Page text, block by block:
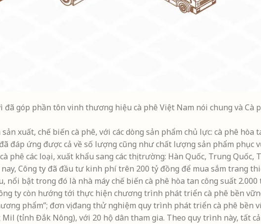
đã góp phần tôn vinh thương hiệu cà phê Việt Nam nói chung và
xuất, chế biến cà phê, với các dòng sản phẩm chủ lực: cà phê
đáp ứng được cả về số lượng cũng như chất lượng sản phẩm phục
phê các loại, xuất khẩu sang các thị trường: Hàn Quốc, Trung
Công ty đã đầu tư kinh phí trên 200 tỷ đồng để mua sắm trang
nổi bật trong đó là nhà máy chế biến cà phê hòa tan công suất 2.000
ty còn hướng tới thực hiện chương trình phát triển cà phê bền
phẩm”; đơn vị đang thử nghiệm quy trình phát triển cà phê bền
Mil (tỉnh Đắk Nông), với 20 hộ dân tham gia. Theo quy trình này, tất